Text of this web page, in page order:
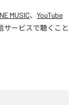
MUSIC、 YouTube
サービスで聴くこと